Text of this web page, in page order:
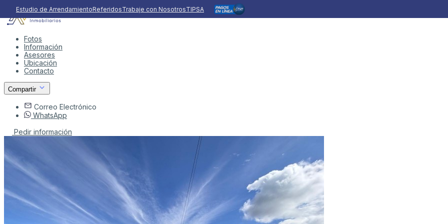
Estudio de ArrendamientoReferidosTrabaje con NosotrosTIPSA
Fotos
Información
Asesores
Ubicación
Contacto
Compartir
Correo Electrónico
WhatsApp
Pedir información